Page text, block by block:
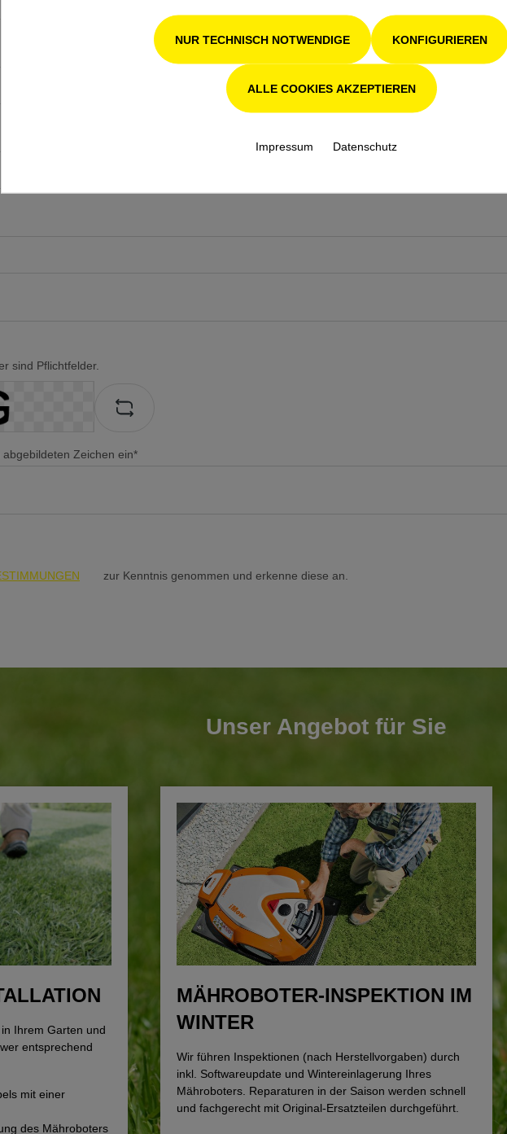
Telefon*
sind Pflichtfelder.
Zeichen ein*
zur Kenntnis genommen und erkenne diese an.
Unser Angebot für Sie
Ihrem Garten und
entsprechend
mit einer
des Mähroboters
MÄHROBOTER-INSPEKTION IM
WINTER
Wir führen Inspektionen (nach Herstellvorgaben) durch
inkl. Softwareupdate und Wintereinlagerung Ihres
Mähroboters. Reparaturen in der Saison werden schnell
und fachgerecht mit Original-Ersatzteilen durchgeführt.
NUR TECHNISCH NOTWENDIGE KONFIGURIEREN
ALLE COOKIES AKZEPTIEREN
Impressum Datenschutz